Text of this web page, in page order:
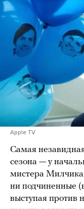
Apple TV
Самая
сезона — у
мистера
ни подчиненные
выступая против